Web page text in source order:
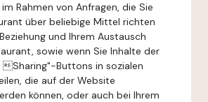
Rahmen von Anfragen, die Sie
über beliebige Mittel richten
und Ihrem Austausch
sowie wenn Sie Inhalte der
Sharing"-Buttons in sozialen
die auf der Website
können, oder auch bei Ihrem